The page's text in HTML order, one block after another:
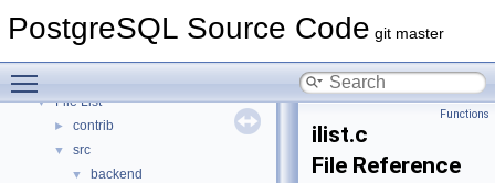
PostgreSQL Source Code git master
► Namespaces
▼
▼ File List
► contrib
▼ src
▼ backend
Functions
ilist.c
File Reference